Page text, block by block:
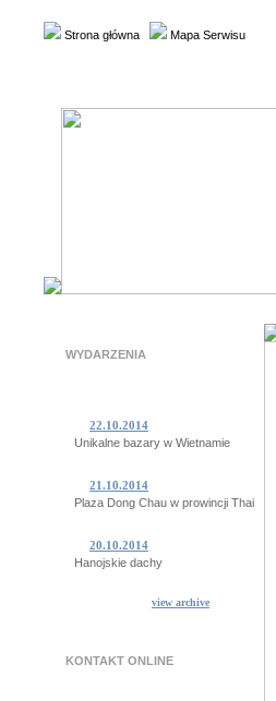
Strona główna Mapa Serwisu
WYDARZENIA
22.10.2014
Unikalne bazary w Wietnamie
21.10.2014
Plaza Dong Chau w prowincji Thai Binh
20.10.2014
Hanojskie dachy
14.10.2014
view archive
KONTAKT ONLINE